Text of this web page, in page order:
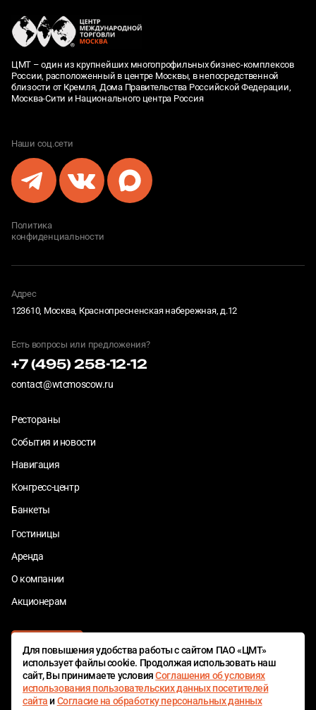
ЦМТ – один из крупнейших многопрофильных бизнес-комплексов
России, расположенный в центре Москвы, в непосредственной
близости от Кремля, Дома Правительства Российской Федерации,
Москва-Сити и Национального центра Россия
Наши соц.сети
Политика
конфиденциальности
Адрес
123610, Москва, Краснопресненская набережная, д.12
Есть вопросы или предложения?
+7 (495) 258-12-12
contact@wtcmoscow.ru
Рестораны
События и новости
Навигация
Конгресс-центр
Банкеты
Гостиницы
Аренда
О компании
Акционерам
ЦМТ БОНУС
Для повышения удобства работы с сайтом ПАО «ЦМТ»
использует файлы cookie. Продолжая использовать наш
сайт, Вы принимаете условияСоглашения об условиях
использования пользовательских данных посетителей
сайтаиСогласие на обработку персональных данных